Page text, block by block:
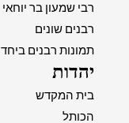
רבי שמעון בר יוחאי
רבנים שונים
תמונות רבנים ביחד
יהדות
בית המקדש
הכותל